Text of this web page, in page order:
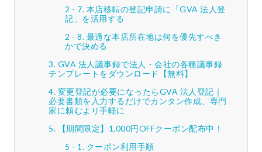
本店移転の登記申請に「GVA 法人登
記」を活用する
最適な本店所在地は何を優先すべき
かで決める
GVA 法人議事録で法人・会社の各種議事録
テンプレートをダウンロード【無料】
変更登記が必要になったらGVA 法人登記｜
必要書類を入力するだけでカンタン作成、専門
家に頼むより手軽に
【期間限定】1,000円OFFクーポン配布中！
クーポン利用手順